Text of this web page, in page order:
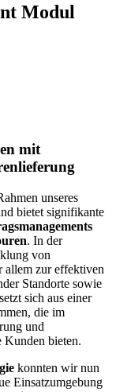
Modul
mit
unseres
bietet signifikante
. In der
von
allem zur effektiven
Standorte sowie
sich aus einer
die im
und
Kunden bieten.
konnten wir nun
Einsatzumgebung